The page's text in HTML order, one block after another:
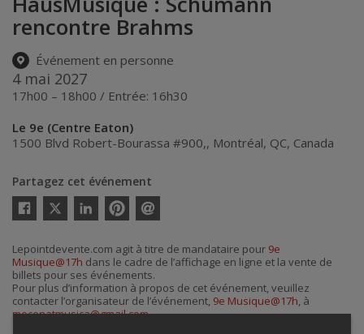
rencontre Brahms
Événement en personne
4 mai 2027
17h00 – 18h00 / Entrée: 16h30
Le 9e (Centre Eaton)
1500 Blvd Robert-Bourassa #900,, Montréal, QC, Canada
Partagez cet événement
Twitter
courriel
Lepointdevente.com agit à titre de mandataire pour 9e
Musique@17h dans le cadre de l’affichage en ligne et la vente de
billets pour ses événements.
Pour plus d’information à propos de cet événement, veuillez
contacter l’organisateur de l’événement, 9e Musique@17h, à
mecenatmusica@gmail.com.